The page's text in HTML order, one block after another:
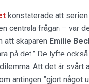
konstaterade att
centrala frågan – var
att skaparen Emilie
på det.” De lyfte
Att det är svårt
antingen ”gjort något